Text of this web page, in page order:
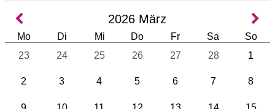
2026 März
Mo Di Mi Do Fr Sa
So
23
24 25 26 27 28 1
2 3 4 5 6 7 8